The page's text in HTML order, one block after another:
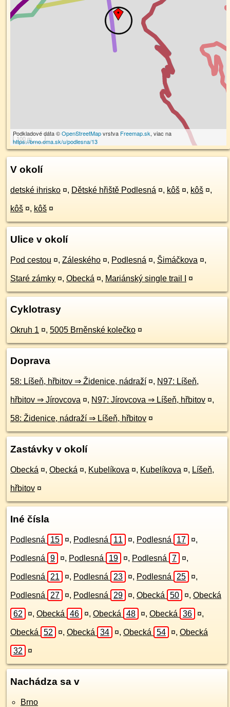
100 m
Podkladové dáta ©OpenStreetMapvrstva Freemap.sk, viac na
https://brno.oma.sk/u/podlesna/13
V okolí
detské ihrisko ¤, Dětské hřiště Podlesná ¤, kôš ¤, kôš ¤,
kôš ¤, kôš ¤
Ulice v okolí
Pod cestou ¤, Záleského ¤, Podlesná ¤, Šimáčkova ¤,
Staré zámky ¤, Obecká ¤, Mariánský single trail I ¤
Cyklotrasy
Okruh 1 ¤, 5005 Brněnské kolečko ¤
Doprava
58: Líšeň, hřbitov ⇒ Židenice, nádraží ¤, N97: Líšeň,
hřbitov ⇒ Jírovcova ¤, N97: Jírovcova ⇒ Líšeň, hřbitov ¤,
58: Židenice, nádraží ⇒ Líšeň, hřbitov ¤
Zastávky v okolí
Obecká ¤, Obecká ¤, Kubelíkova ¤, Kubelíkova ¤, Líšeň,
hřbitov ¤
Iné čísla
Podlesná 15 ¤, Podlesná 11 ¤, Podlesná 17 ¤,
Podlesná 9 ¤, Podlesná 19 ¤, Podlesná 7 ¤,
Podlesná 21 ¤, Podlesná 23 ¤, Podlesná 25 ¤,
Podlesná 27 ¤, Podlesná 29 ¤, Obecká 50 ¤, Obecká
62 ¤, Obecká 46 ¤, Obecká 48 ¤, Obecká 36 ¤,
Obecká 52 ¤, Obecká 34 ¤, Obecká 54 ¤, Obecká
32 ¤
Nachádza sa v
Brno